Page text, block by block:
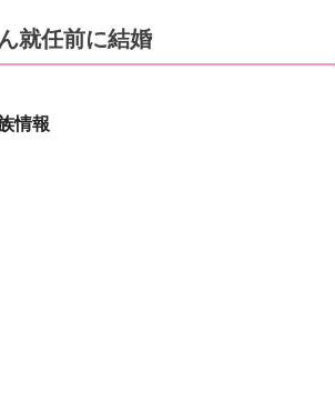
就任前に結婚
情報